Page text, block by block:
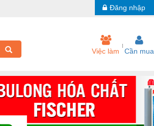
Đăng nhập
Việc làm Cần mua